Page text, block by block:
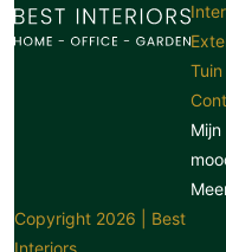
Tuin
Mijn
Copyright 2026 | Best